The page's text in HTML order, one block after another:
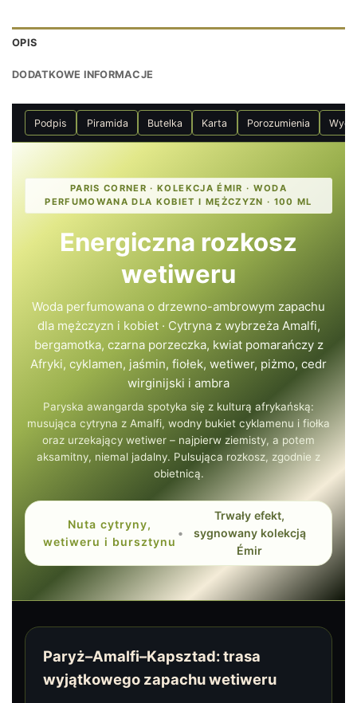
OPIS
DODATKOWE INFORMACJE
Podpis Piramida Butelka Karta Porozumienia
PARIS CORNER · KOLEKCJA ÉMIR · WODA
PERFUMOWANA DLA KOBIET I MĘŻCZYZN · 100 ML
Energiczna rozkosz
wetiweru
Woda perfumowana o drzewno-ambrowym zapachu
dla mężczyzn i kobiet · Cytryna z wybrzeża Amalfi,
bergamotka, czarna porzeczka, kwiat pomarańczy z
Afryki, cyklamen, jaśmin, fiołek, wetiwer, piżmo, cedr
wirginijski i ambra
Paryska awangarda spotyka się z kulturą afrykańską:
musująca cytryna z Amalfi, wodny bukiet cyklamenu i fiołka
oraz urzekający wetiwer – najpierw ziemisty, a potem
aksamitny, niemal jadalny. Pulsująca rozkosz, zgodnie z
obietnicą.
Nuta cytryny,
wetiweru i bursztynu
•
Trwały efekt,
sygnowany kolekcją
Émir
Paryż–Amalfi–Kapsztad: trasa
wyjątkowego zapachu wetiweru